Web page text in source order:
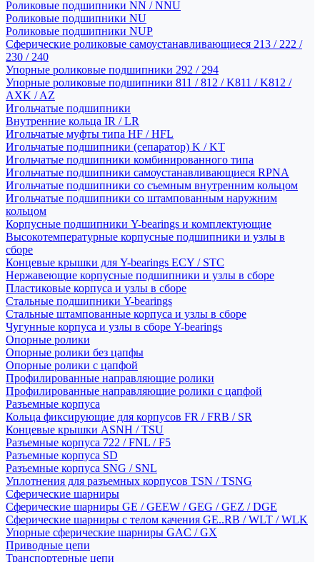
Роликовые подшипники NN / NNU
Роликовые подшипники NU
Роликовые подшипники NUP
Сферические роликовые самоустанавливающиеся 213 / 222 /
230 / 240
Упорные роликовые подшипники 292 / 294
Упорные роликовые подшипники 811 / 812 / K811 / K812 /
AXK / AZ
Игольчатые подшипники
Внутренние кольца IR / LR
Игольчатые муфты типа HF / HFL
Игольчатые подшипники (сепаратор) K / KT
Игольчатые подшипники комбинированного типа
Игольчатые подшипники самоустанавливающиеся RPNA
Игольчатые подшипники со съемным внутренним кольцом
Игольчатые подшипники со штампованным наружним
кольцом
Корпусные подшипники Y-bearings и комплектующие
Высокотемпературные корпусные подшипники и узлы в
сборе
Концевые крышки для Y-bearings ECY / STC
Нержавеющие корпусные подшипники и узлы в сборе
Пластиковые корпуса и узлы в сборе
Стальные подшипники Y-bearings
Стальные штампованные корпуса и узлы в сборе
Чугунные корпуса и узлы в сборе Y-bearings
Опорные ролики
Опорные ролики без цапфы
Опорные ролики с цапфой
Профилированные направляющие ролики
Профилированные направляющие ролики с цапфой
Разъемные корпуса
Кольца фиксирующие для корпусов FR / FRB / SR
Концевые крышки ASNH / TSU
Разъемные корпуса 722 / FNL / F5
Разъемные корпуса SD
Разъемные корпуса SNG / SNL
Уплотнения для разъемных корпусов TSN / TSNG
Сферические шарниры
Сферические шарниры GE / GEEW / GEG / GEZ / DGE
Сферические шарниры с телом качения GE..RB / WLT / WLK
Упорные сферические шарниры GAC / GX
Приводные цепи
Транспортерные цепи